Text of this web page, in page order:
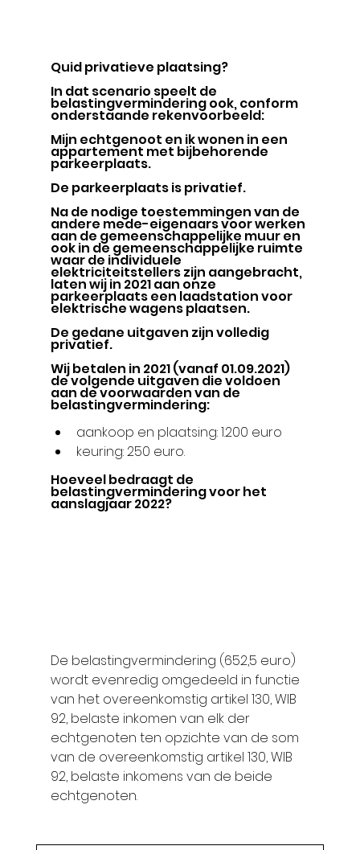
Quid privatieve plaatsing?
In dat scenario speelt de
belastingvermindering ook, conform
onderstaande rekenvoorbeeld:
Mijn echtgenoot en ik wonen in een
appartement met bijbehorende
parkeerplaats.
De parkeerplaats is privatief.
Na de nodige toestemmingen van de
andere mede-eigenaars voor werken
aan de gemeenschappelijke muur en
ook in de gemeenschappelijke ruimte
waar de individuele
elektriciteitstellers zijn aangebracht,
laten wij in 2021 aan onze
parkeerplaats een laadstation voor
elektrische wagens plaatsen.
De gedane uitgaven zijn volledig
privatief.
Wij betalen in 2021 (vanaf 01.09.2021)
de volgende uitgaven die voldoen
aan de voorwaarden van de
belastingvermindering:
aankoop en plaatsing: 1.200 euro
keuring: 250 euro.
Hoeveel bedraagt de
belastingvermindering voor het
aanslagjaar 2022?
De belastingvermindering (652,5 euro)
wordt evenredig omgedeeld in functie
van het overeenkomstig artikel 130, WIB
92, belaste inkomen van elk der
echtgenoten ten opzichte van de som
van de overeenkomstig artikel 130, WIB
92, belaste inkomens van de beide
echtgenoten.